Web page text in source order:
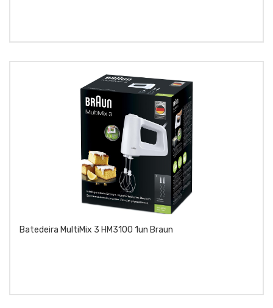
Batedeira MultiMix 3 HM3100 1un Braun